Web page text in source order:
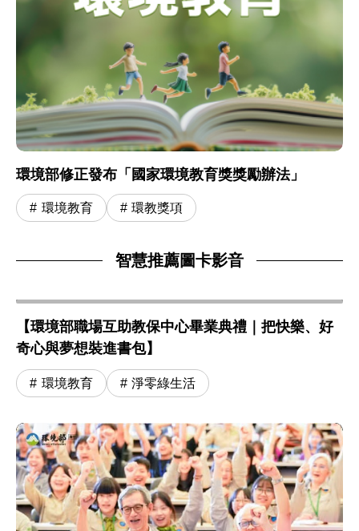
環境部修正發布「國家環境教育獎獎勵辦法」
環境教育 環教獎項
智慧推薦圖卡影音
【環境部職場互助教保中心畢業典禮｜把快樂、好
奇心與夢想裝進書包】
環境教育 淨零綠生活